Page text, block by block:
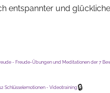
entspannter und
🔒